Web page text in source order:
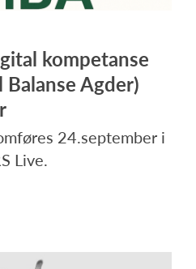
kompetanse
Agder)
24.september i
Live.